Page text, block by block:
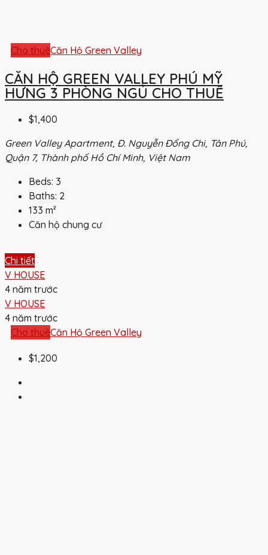
Cho thuêCăn Hộ Green Valley
CĂN HỘ GREEN VALLEY PHÚ MỸ
HƯNG 3 PHÒNG NGỦ CHO THUÊ
$1,400
Green Valley Apartment, Đ. Nguyễn Đổng Chi, Tân Phú,
Quận 7, Thành phố Hồ Chí Minh, Việt Nam
Beds: 3
Baths: 2
133 m²
Căn hộ chung cư
Chi tiết
V HOUSE
4 năm trước
V HOUSE
4 năm trước
Cho thuêCăn Hộ Green Valley
$1,200